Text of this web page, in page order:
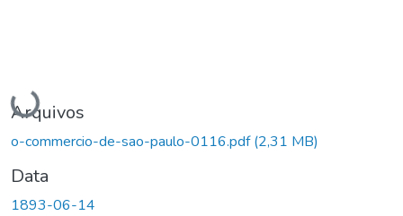
Carregando...
Arquivos
o-commercio-de-sao-paulo-0116.pdf(2,31 MB)
Data
1893-06-14